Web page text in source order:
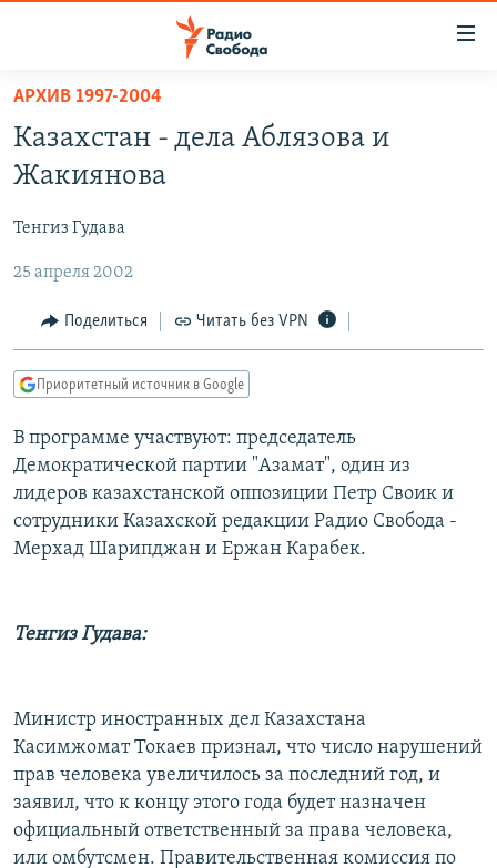
упрощенного
доступа
Вернуться
основному
Вернутся
главной
навигации
Вернутся
поиску
ЦИТАТЫ СВОБОДЫ
МНЕНИЯ
КУЛЬТУРА
IDEL.РЕАЛИИ
КАВКАЗ.РЕАЛИИ
СЕВЕР.РЕАЛИИ
СИБИРЬ.РЕАЛИИ
РАСПИСАНИЕ ВЕЩАНИЯ
ПОДПИШИТЕСЬ НА РАССЫЛКУ
Все сайты РСЕ/РС
АРХИВ 1997-2004
Казахстан - дела Аблязова и
Жакиянова
Тенгиз Гудава
25 апреля 2002
Поделиться Читать без VPN
Приоритетный источник в Google
В программе участвуют: председатель
Демократической партии "Азамат", один из
лидеров казахстанской оппозиции Петр Своик и
сотрудники Казахской редакции Радио Свобода -
Мерхад Шарипджан и Ержан Карабек.
Тенгиз Гудава:
Министр иностранных дел Казахстана
Касимжомат Токаев признал, что число нарушений
прав человека увеличилось за последний год, и
заявил, что к концу этого года будет назначен
официальный ответственный за права человека,
или омбутсмен. Правительственная комиссия по